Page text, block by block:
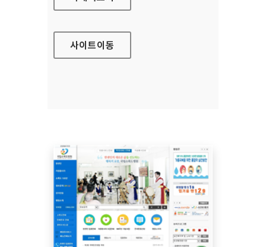
사이트이동